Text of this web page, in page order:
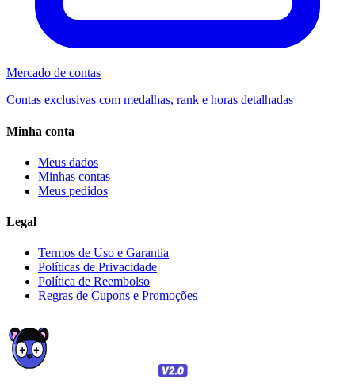
Mercado de contas
Contas exclusivas com medalhas, rank e horas detalhadas
Minha conta
Meus dados
Minhas contas
Meus pedidos
Legal
Termos de Uso e Garantia
Políticas de Privacidade
Política de Reembolso
Regras de Cupons e Promoções